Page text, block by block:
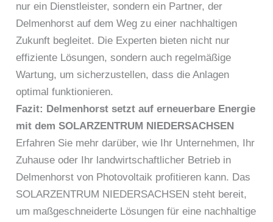
nur ein Dienstleister, sondern ein Partner, der
Delmenhorst auf dem Weg zu einer nachhaltigen
Zukunft begleitet. Die Experten bieten nicht nur
effiziente Lösungen, sondern auch regelmäßige
Wartung, um sicherzustellen, dass die Anlagen
optimal funktionieren.
Fazit: Delmenhorst setzt auf erneuerbare Energie
mit dem SOLARZENTRUM NIEDERSACHSEN
Erfahren Sie mehr darüber, wie Ihr Unternehmen, Ihr
Zuhause oder Ihr landwirtschaftlicher Betrieb in
Delmenhorst von Photovoltaik profitieren kann. Das
SOLARZENTRUM NIEDERSACHSEN steht bereit,
um maßgeschneiderte Lösungen für eine nachhaltige